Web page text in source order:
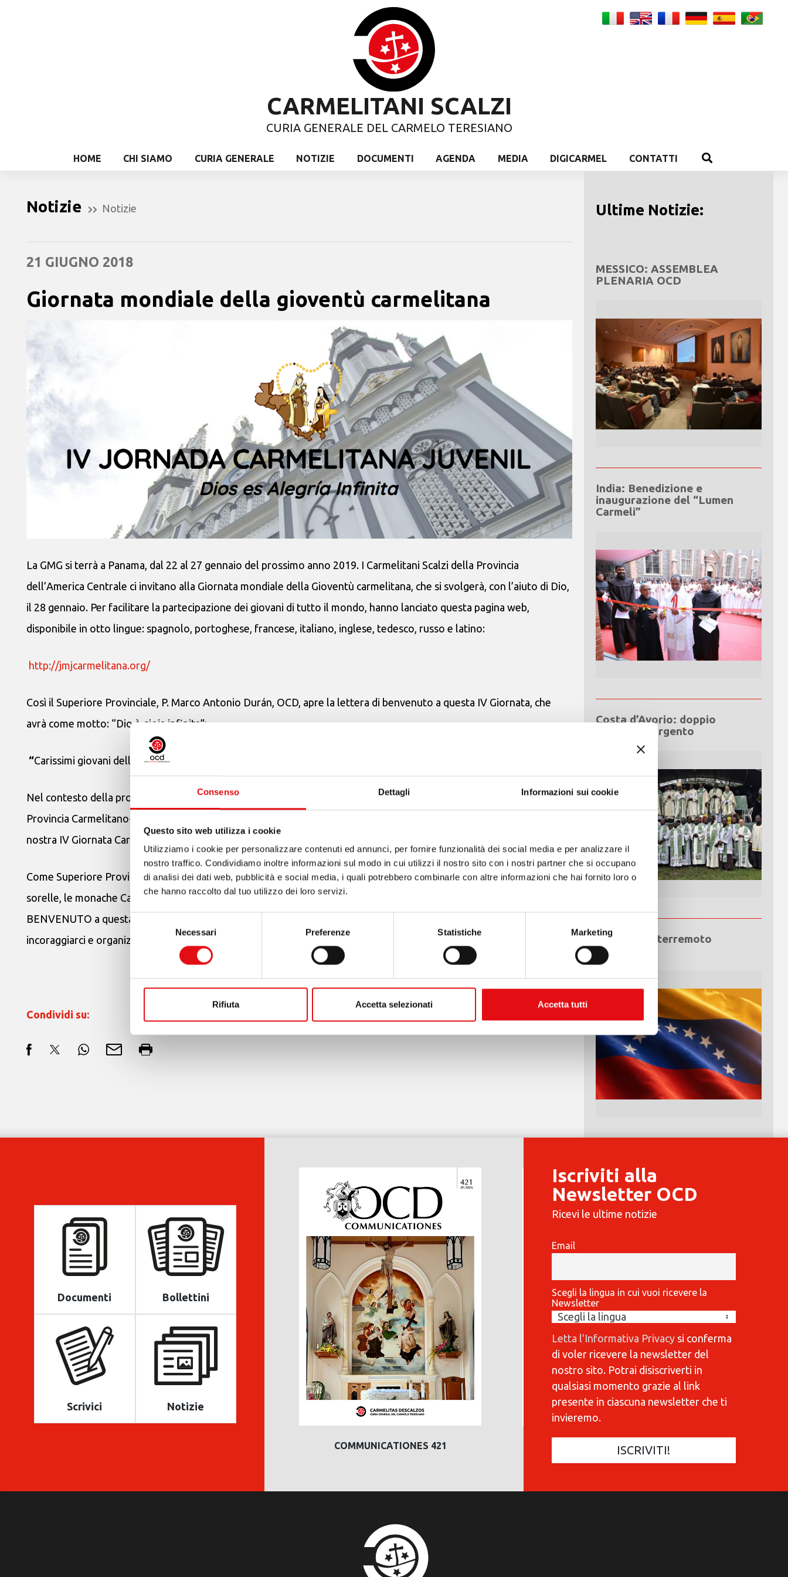
Consenso Dettagli Informazioni sui cookie
Questo sito web utilizza i cookie
Utilizziamo i cookie per personalizzare contenuti ed annunci, per fornire funzionalità dei social media e per analizzare il
nostro traffico. Condividiamo inoltre informazioni sul modo in cui utilizzi il nostro sito con i nostri partner che si occupano
di analisi dei dati web, pubblicità e social media, i quali potrebbero combinarle con altre informazioni che hai fornito loro o
che hanno raccolto dal tuo utilizzo dei loro servizi.
Selezione
consenso
Necessari Preferenze Statistiche Marketing
Rifiuta Accetta selezionati Accetta tutti
CARMELITANI SCALZI
CURIA GENERALE DEL CARMELO TERESIANO
HOME CHI SIAMO CURIA GENERALE NOTIZIE DOCUMENTI AGENDA MEDIA DIGICARMEL CONTATTI
Notizie Notizie
21 GIUGNO 2018
Giornata mondiale della gioventù carmelitana
La GMG si terrà a Panama, dal 22 al 27 gennaio del prossimo anno 2019. I Carmelitani Scalzi della Provincia
dell’America Centrale ci invitano alla Giornata mondiale della Gioventù carmelitana, che si svolgerà, con l’aiuto di Dio,
il 28 gennaio. Per facilitare la partecipazione dei giovani di tutto il mondo, hanno lanciato questa pagina web,
disponibile in otto lingue: spagnolo, portoghese, francese, italiano, inglese, tedesco, russo e latino:
http://jmjcarmelitana.org/
Così il Superiore Provinciale, P. Marco Antonio Durán, OCD, apre la lettera di benvenuto a questa IV Giornata, che
avrà come motto: “Dio è gioia infinita”:
“Carissimi giovani della Famiglia del Carmelo:
Nel contesto della prossima Giornata Mondiale della Gioventù, che si terrà a Panama nel gennaio 2019, la nostra
Provincia Carmelitano-Teresiana dell’America Centrale trabocca di gioia e di speranza, chiamata com’è ad ospitare la
nostra IV Giornata Carmelitana della Gioventù.
Come Superiore Provinciale dei Carmelitani Scalzi, e a nome dei miei fratelli, i frati Carmelitani Scalzi, delle nostre
sorelle, le monache Carmelitane Scalze, e del Carmelo Secolare dell’America Centrale, vi dò oggi il più cordiale
BENVENUTO a questa Pagina Web Carmelitana, che vuol essere “una finestra per incontrarci, conoscerci,
incoraggiarci e organizzarci” in vista della Giornata Carmelitana che vivremo, a Dio piacendo, il 28 gennaio 2019”.
Condividi su:
Ultime Notizie:
MESSICO: ASSEMBLEA
PLENARIA OCD
India: Benedizione e
inaugurazione del “Lumen
Carmeli”
Costa d’Avorio: doppio
Giubileo d’Argento
Emergenza terremoto
Venezuela
Documenti Bollettini
Scrivici Notizie
COMMUNICATIONES 421 COMMUNICATIONES 420
Iscriviti alla
Newsletter OCD
Ricevi le ultime notizie
Email
Scegli la lingua in cui vuoi ricevere la
Newsletter
Letta l'Informativa Privacysi conferma
di voler ricevere la newsletter del
nostro sito. Potrai disiscriverti in
qualsiasi momento grazie al link
presente in ciascuna newsletter che ti
invieremo.